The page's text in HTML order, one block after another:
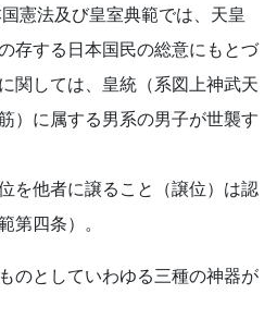
憲法及び皇室典範では、天皇
存する日本国民の総意にもとづ
関しては、皇統（系図上神武天
）に属する男系の男子が世襲す
を他者に譲ること（譲位）は認
第四条）。
のとしていわゆる三種の神器が